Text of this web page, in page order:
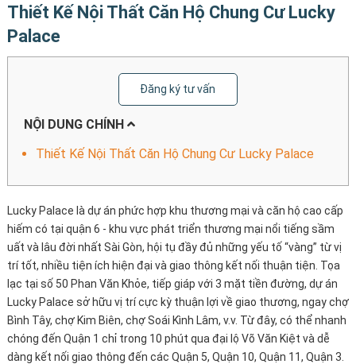
Thiết Kế Nội Thất Căn Hộ Chung Cư Lucky
Palace
Đăng ký tư vấn
NỘI DUNG CHÍNH
Thiết Kế Nội Thất Căn Hộ Chung Cư Lucky Palace
Lucky Palace là dự án phức hợp khu thương mại và căn hộ cao cấp
hiếm có tại quận 6 - khu vực phát triển thương mại nổi tiếng sầm
uất và lâu đời nhất Sài Gòn, hội tụ đầy đủ những yếu tố “vàng” từ vị
trí tốt, nhiều tiện ích hiện đại và giao thông kết nối thuận tiện. Tọa
lạc tại số 50 Phan Văn Khỏe, tiếp giáp với 3 mặt tiền đường, dự án
Lucky Palace sở hữu vị trí cực kỳ thuận lợi về giao thương, ngay chợ
Bình Tây, chợ Kim Biên, chợ Soái Kình Lâm, v.v. Từ đây, có thể nhanh
chóng đến Quận 1 chỉ trong 10 phút qua đại lộ Võ Văn Kiệt và dễ
dàng kết nối giao thông đến các Quận 5, Quận 10, Quận 11, Quận 3.